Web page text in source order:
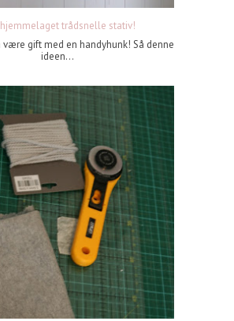
trådsnelle stativ!
være gift med en handyhunk! Så denne
ideen...